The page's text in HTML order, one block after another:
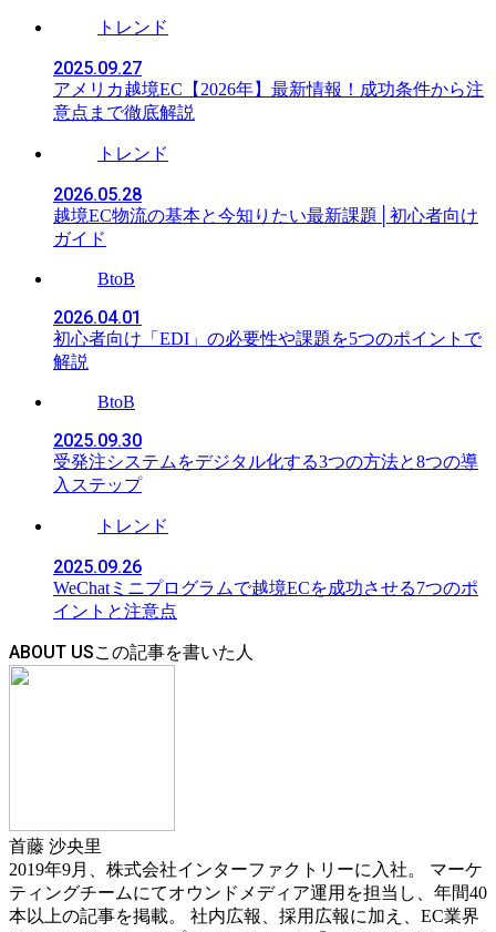
トレンド
2025.09.27
アメリカ越境EC【2026年】最新情報！成功条件から注
意点まで徹底解説
トレンド
2026.05.28
越境EC物流の基本と今知りたい最新課題│初心者向け
ガイド
BtoB
2026.04.01
初心者向け「EDI」の必要性や課題を5つのポイントで
解説
BtoB
2025.09.30
受発注システムをデジタル化する3つの方法と8つの導
入ステップ
トレンド
2025.09.26
WeChatミニプログラムで越境ECを成功させる7つのポ
イントと注意点
ABOUT US
首藤 沙央里
2019年9月、株式会社インターファクトリーに入社。 マーケ
ティングチームにてオウンドメディア運用を担当し、年間40
本以上の記事を掲載。 社内広報、採用広報に加え、EC業界